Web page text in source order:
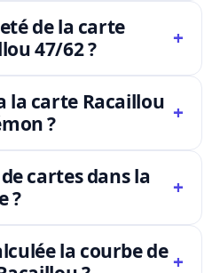
de la carte
47/62 ?
la carte Racaillou
?
cartes dans la
?
la courbe de